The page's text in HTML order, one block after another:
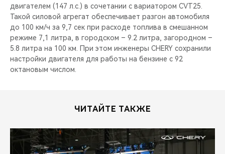
двигателем (147 л.с.) в сочетании с вариатором CVT25.
Такой силовой агрегат обеспечивает разгон автомобиля
до 100 км/ч за 9,7 сек при расходе топлива в смешанном
режиме 7,1 литра, в городском – 9.2 литра, загородном –
5.8 литра на 100 км. При этом инженеры CHERY сохранили
настройки двигателя для работы на бензине с 92
октановым числом.
ЧИТАЙТЕ ТАКЖЕ